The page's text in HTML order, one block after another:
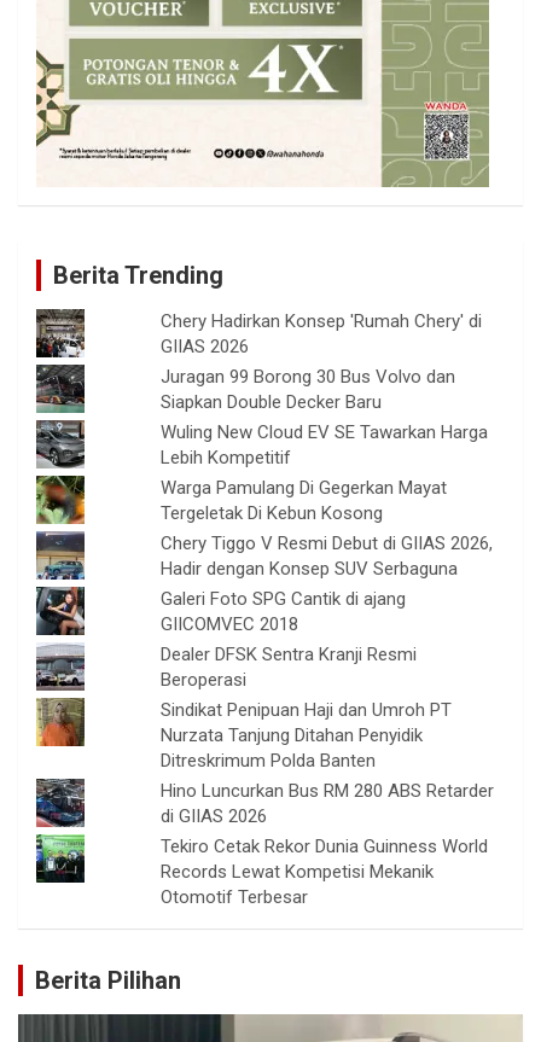
Berita Trending
Chery Hadirkan Konsep 'Rumah Chery' di
GIIAS 2026
Juragan 99 Borong 30 Bus Volvo dan
Siapkan Double Decker Baru
Wuling New Cloud EV SE Tawarkan Harga
Lebih Kompetitif
Warga Pamulang Di Gegerkan Mayat
Tergeletak Di Kebun Kosong
Chery Tiggo V Resmi Debut di GIIAS 2026,
Hadir dengan Konsep SUV Serbaguna
Galeri Foto SPG Cantik di ajang
GIICOMVEC 2018
Dealer DFSK Sentra Kranji Resmi
Beroperasi
Sindikat Penipuan Haji dan Umroh PT
Nurzata Tanjung Ditahan Penyidik
Ditreskrimum Polda Banten
Hino Luncurkan Bus RM 280 ABS Retarder
di GIIAS 2026
Tekiro Cetak Rekor Dunia Guinness World
Records Lewat Kompetisi Mekanik
Otomotif Terbesar
Berita Pilihan